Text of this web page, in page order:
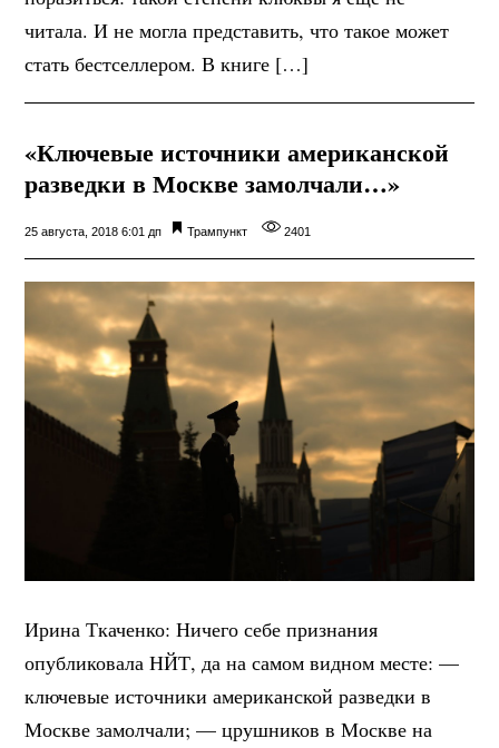
читала. И не могла представить, что такое может
стать бестселлером. В книге […]
«Ключевые источники американской
разведки в Москве замолчали…»
25 августа, 2018 6:01 дп Трампункт 2401
Ирина Ткаченко: Ничего себе признания
опубликовала НЙТ, да на самом видном месте: —
ключевые источники американской разведки в
Москве замолчали; — црушников в Москве на